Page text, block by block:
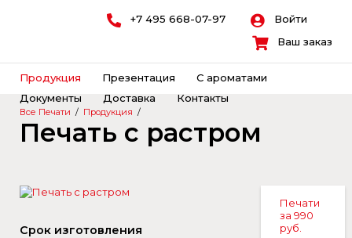
+7 495 668-07-97
Войти
Ваш заказ
Продукция Презентация
С ароматами
Документы
Доставка Контакты
Все Печати / Продукция /
Печать с растром
Срок изготовления
Печати
за 990
руб.